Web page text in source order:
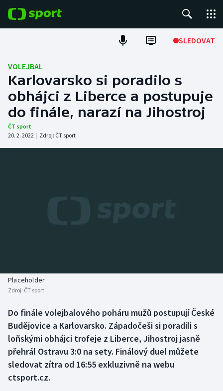
SLEDOVAT
Fotbal
Hokej
Tenis
Atletika
Biatlon
Box
Curling
Dostihy
Aplikace ČT sport
VOLEJBAL
Karlovarsko si poradilo s
obhájci z Liberce a postupuje
do finále, narazí na Jihostroj
ČT sport
20. 2. 2022 | Zdroj: ČT sport
Placeholder
Zdroj: ČT sport
Do finále volejbalového poháru mužů postupují České
Budějovice a Karlovarsko. Západočeši si poradili s
loňskými obhájci trofeje z Liberce, Jihostroj jasně
přehrál Ostravu 3:0 na sety. Finálový duel můžete
sledovat zítra od 16:55 exkluzivně na webu
ctsport.cz.